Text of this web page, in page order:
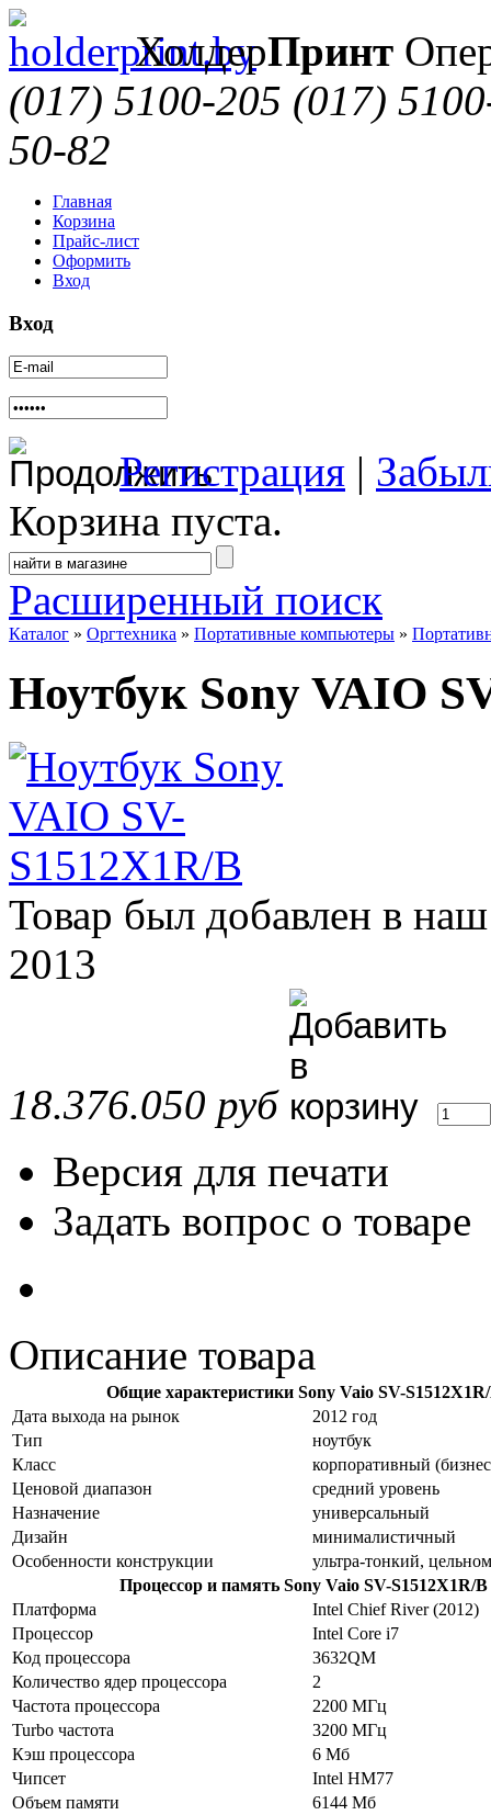
ХолдерПринт
(017) 5100-205 (017)
50-82
Главная
Корзина
Прайс-лист
Оформить
Вход
Вход
Регистрация |
Корзина пуста.
Расширенный поиск
Каталог » Оргтехника » Портативные компьютеры »
Ноутбук Sony VAIO
Товар был добавлен в
2013
18.376.050 руб
Версия для печати
Задать вопрос о товаре
Описание товара
Общие характеристикиSony Vaio SV-
Дата выхода на рынок
2012 год
Тип
ноутбук
Класс
корпоративный
Ценовой диапазон
средний уровень
Назначение
универсальный
Дизайн
минималистичный
Особенности конструкции
ультра-тонкий,
Процессор и память Sony Vaio SV-S1512X1R/B
Платформа
Intel Chief River (2012)
Процессор
Intel Core i7
Код процессора
3632QM
Количество ядер процессора
2
Частота процессора
2200 МГц
Turbo частота
3200 МГц
Кэш процессора
6 Мб
Чипсет
Intel HM77
Объем памяти
6144 Мб